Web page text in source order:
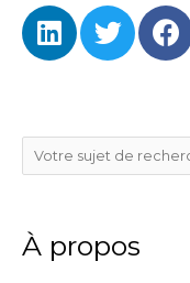
o
k
r
e
L
i
d
i
T
w
e
r
F
a
o
o
Rechercher
À propos